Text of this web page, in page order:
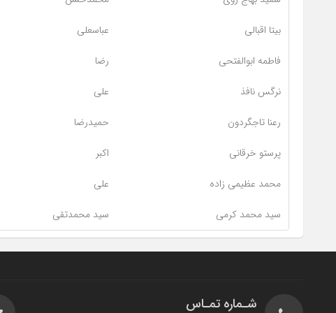
بیتا اقبالی
عباسعلی
فاطمه ابوالفتحی
رضا
نرگس نافذ
علی
رعنا تاجگردون
حمیدرضا
پرستو خرقانی
اکبر
محمد عظیمی زاده
علی
سید محمد کرمی
سید محمدتقی
شـماره تمـاس